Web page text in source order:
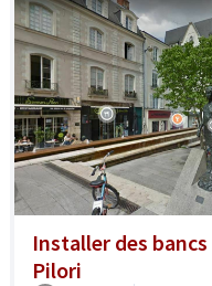
Installer des
Pilori